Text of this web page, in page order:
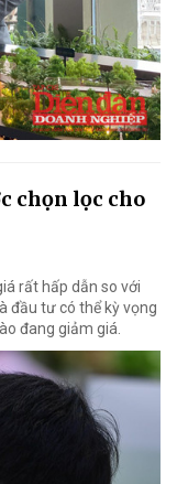
chọn lọc cho
rất hấp dẫn so với
đầu tư có thể kỳ vọng
đang giảm giá.